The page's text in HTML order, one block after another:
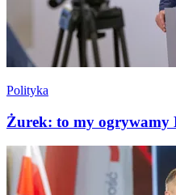
Polityka
Żurek: to my ogrywamy